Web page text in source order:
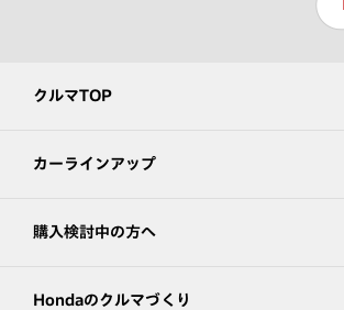
クルマTOP
カーラインアップ
購入検討中の方へ
Hondaのクルマづくり